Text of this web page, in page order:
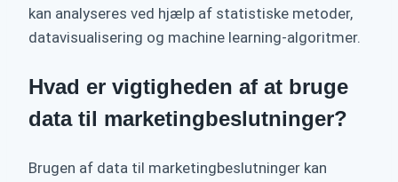
kan analyseres ved hjælp af statistiske metoder,
datavisualisering og machine learning-algoritmer.
Hvad er vigtigheden af ​​at bruge
data til marketingbeslutninger?
Brugen af ​​data til marketingbeslutninger kan